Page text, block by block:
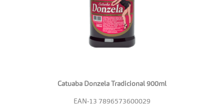
Catuaba Donzela Tradicional 900ml
EAN-13 7896573600029